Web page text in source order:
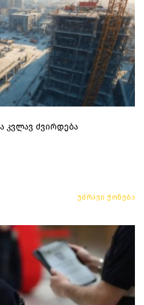
კვლავ ძვირდება
უძრავი ქონება